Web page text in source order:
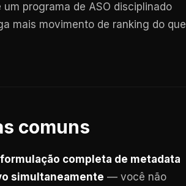
programa de ASO disciplinado
mais movimento de ranking do que
comuns
completa de metadata
simultaneamente — você não